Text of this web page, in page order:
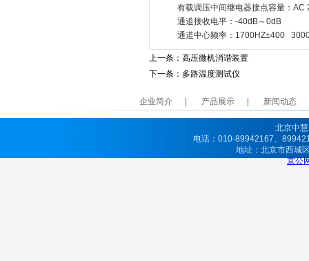
有载调压中间继电器接点容量：AC
通道接收电平：-40dB～0dB
通道中心频率：1700HZ±400
上一条： 高压微机消谐装置
下一条： 多路温度测试仪
企业简介 产品展示 新闻动态
北京中
电话：010-89942167、
地址：北京市西
京公